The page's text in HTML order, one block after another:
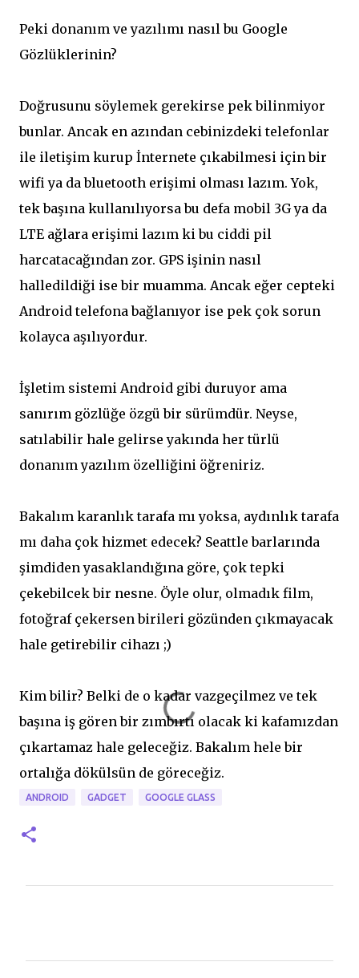
Peki donanım ve yazılımı nasıl bu Google
Gözlüklerinin?
Doğrusunu söylemek gerekirse pek bilinmiyor
bunlar. Ancak en azından cebinizdeki telefonlar
ile iletişim kurup İnternete çıkabilmesi için bir
wifi ya da bluetooth erişimi olması lazım. Yok,
tek başına kullanılıyorsa bu defa mobil 3G ya da
LTE ağlara erişimi lazım ki bu ciddi pil
harcatacağından zor. GPS işinin nasıl
halledildiği ise bir muamma. Ancak eğer cepteki
Android telefona bağlanıyor ise pek çok sorun
kolayca aşılıyordur.
İşletim sistemi Android gibi duruyor ama
sanırım gözlüğe özgü bir sürümdür. Neyse,
satılabilir hale gelirse yakında her türlü
donanım yazılım özelliğini öğreniriz.
Bakalım karanlık tarafa mı yoksa, aydınlık tarafa
mı daha çok hizmet edecek? Seattle barlarında
şimdiden yasaklandığına göre, çok tepki
çekebilcek bir nesne. Öyle olur, olmadık film,
fotoğraf çekersen birileri gözünden çıkmayacak
hale getirebilir cihazı ;)
Kim bilir? Belki de o kadar vazgeçilmez ve tek
başına iş gören bir zımbırtı olacak ki kafamızdan
çıkartamaz hale geleceğiz. Bakalım hele bir
ortalığa dökülsün de göreceğiz.
ANDROID GADGET GOOGLE GLASS